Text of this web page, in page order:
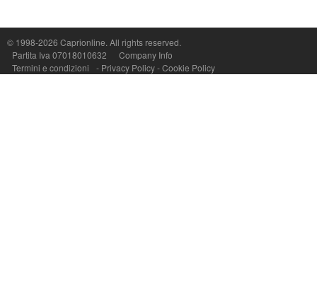
© 1998-2026 Caprionline. All rights reserved.
Partita Iva 07018010632
Company Info
Termini e condizioni
- Privacy Policy-Cookie Policy
Capri On Line Srl, Via Le Botteghe 10a - 80073 CAPRI (NA) Italy
P.Iva, C.F. e n.Reg.Imprese Napoli: 07018010632 - Rea n.557643